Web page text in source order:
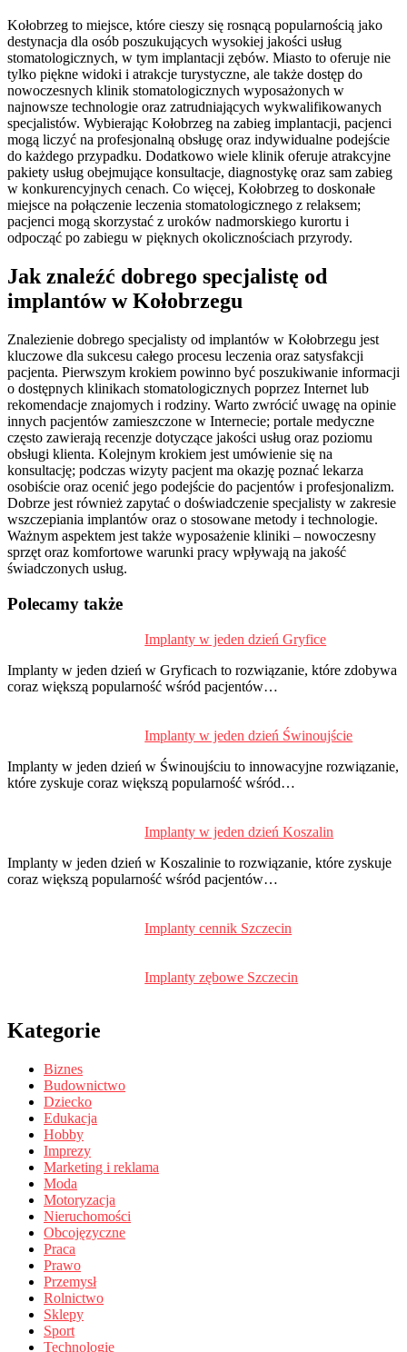
Kołobrzeg to miejsce, które cieszy się rosnącą popularnością jako
destynacja dla osób poszukujących wysokiej jakości usług
stomatologicznych, w tym implantacji zębów. Miasto to oferuje nie
tylko piękne widoki i atrakcje turystyczne, ale także dostęp do
nowoczesnych klinik stomatologicznych wyposażonych w
najnowsze technologie oraz zatrudniających wykwalifikowanych
specjalistów. Wybierając Kołobrzeg na zabieg implantacji, pacjenci
mogą liczyć na profesjonalną obsługę oraz indywidualne podejście
do każdego przypadku. Dodatkowo wiele klinik oferuje atrakcyjne
pakiety usług obejmujące konsultacje, diagnostykę oraz sam zabieg
w konkurencyjnych cenach. Co więcej, Kołobrzeg to doskonałe
miejsce na połączenie leczenia stomatologicznego z relaksem;
pacjenci mogą skorzystać z uroków nadmorskiego kurortu i
odpocząć po zabiegu w pięknych okolicznościach przyrody.
Jak znaleźć dobrego specjalistę od
implantów w Kołobrzegu
Znalezienie dobrego specjalisty od implantów w Kołobrzegu jest
kluczowe dla sukcesu całego procesu leczenia oraz satysfakcji
pacjenta. Pierwszym krokiem powinno być poszukiwanie informacji
o dostępnych klinikach stomatologicznych poprzez Internet lub
rekomendacje znajomych i rodziny. Warto zwrócić uwagę na opinie
innych pacjentów zamieszczone w Internecie; portale medyczne
często zawierają recenzje dotyczące jakości usług oraz poziomu
obsługi klienta. Kolejnym krokiem jest umówienie się na
konsultację; podczas wizyty pacjent ma okazję poznać lekarza
osobiście oraz ocenić jego podejście do pacjentów i profesjonalizm.
Dobrze jest również zapytać o doświadczenie specjalisty w zakresie
wszczepiania implantów oraz o stosowane metody i technologie.
Ważnym aspektem jest także wyposażenie kliniki – nowoczesny
sprzęt oraz komfortowe warunki pracy wpływają na jakość
świadczonych usług.
Polecamy także
Implanty w jeden dzień Gryfice
Implanty w jeden dzień w Gryficach to rozwiązanie, które zdobywa
coraz większą popularność wśród pacjentów…
Implanty w jeden dzień Świnoujście
Implanty w jeden dzień w Świnoujściu to innowacyjne rozwiązanie,
które zyskuje coraz większą popularność wśród…
Implanty w jeden dzień Koszalin
Implanty w jeden dzień w Koszalinie to rozwiązanie, które zyskuje
coraz większą popularność wśród pacjentów…
Implanty cennik Szczecin
Implanty zębowe Szczecin
Kategorie
Biznes
Budownictwo
Dziecko
Edukacja
Hobby
Imprezy
Marketing i reklama
Moda
Motoryzacja
Nieruchomości
Obcojęzyczne
Praca
Prawo
Przemysł
Rolnictwo
Sklepy
Sport
Technologie